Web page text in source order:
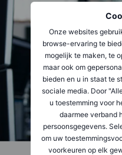
Onze websites
browse-ervaring te
mogelijk te maken, te
maar ook om
bieden en u in staat te
sociale media. Door
u toestemming voor
daarmee verband
persoonsgegevens.
om uw
voorkeuren op elk